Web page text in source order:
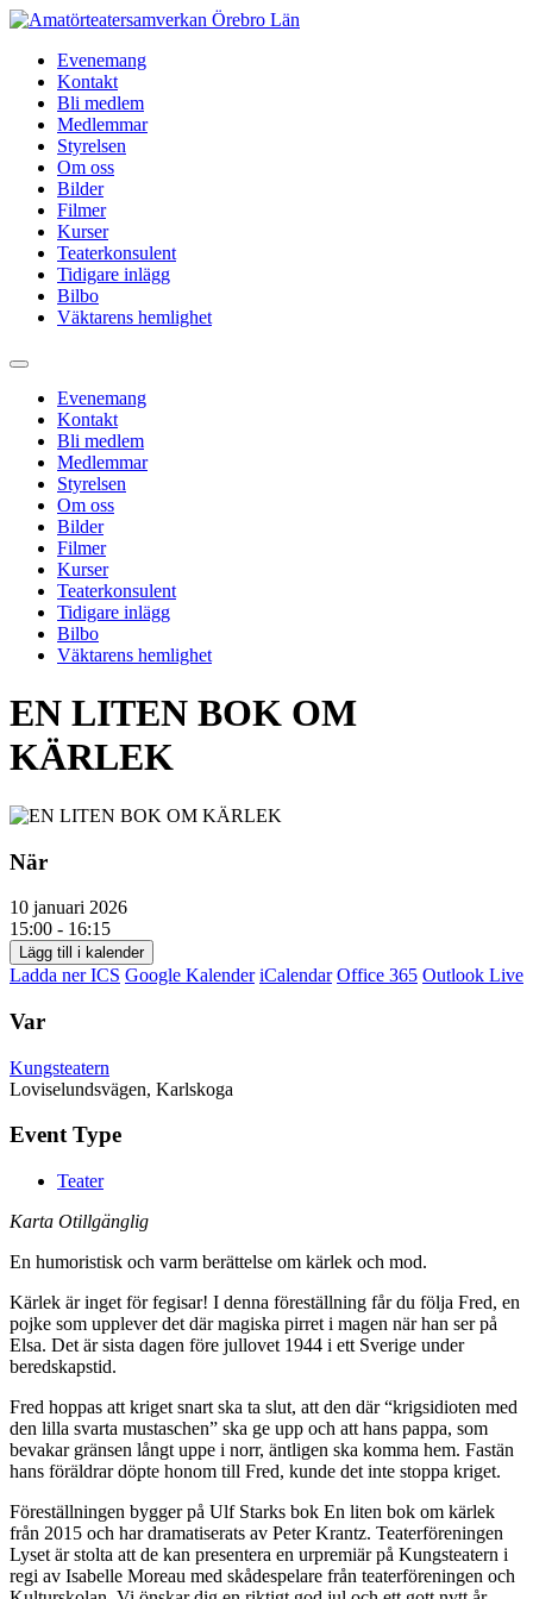
Hoppa
innehållEvenemang
Kontakt
Bli medlem
Medlemmar
Styrelsen
Om oss
Bilder
Filmer
Kurser
Teaterkonsulent
Tidigare inlägg
Bilbo
Väktarens hemlighet
Evenemang
Kontakt
Bli medlem
Medlemmar
Styrelsen
Om oss
Bilder
Filmer
Kurser
Teaterkonsulent
Tidigare inlägg
Bilbo
Väktarens hemlighet
EN LITEN BOK OM
KÄRLEK
När
10 januari 2026
15:00 - 16:15
Lägg till i kalender
Ladda ner ICS Google Kalender iCalendar Office 365 Outlook Live
Var
Kungsteatern
Loviselundsvägen, Karlskoga
Event Type
Teater
Karta Otillgänglig
En humoristisk och varm berättelse om kärlek och mod.
Kärlek är inget för fegisar! I denna föreställning får du följa Fred, en
pojke som upplever det där magiska pirret i magen när han ser på
Elsa. Det är sista dagen före jullovet 1944 i ett Sverige under
beredskapstid.
Fred hoppas att kriget snart ska ta slut, att den där “krigsidioten med
den lilla svarta mustaschen” ska ge upp och att hans pappa, som
bevakar gränsen långt uppe i norr, äntligen ska komma hem. Fastän
hans föräldrar döpte honom till Fred, kunde det inte stoppa kriget.
Föreställningen bygger på Ulf Starks bok En liten bok om kärlek
från 2015 och har dramatiserats av Peter Krantz. Teaterföreningen
Lyset är stolta att de kan presentera en urpremiär på Kungsteatern i
regi av Isabelle Moreau med skådespelare från teaterföreningen och